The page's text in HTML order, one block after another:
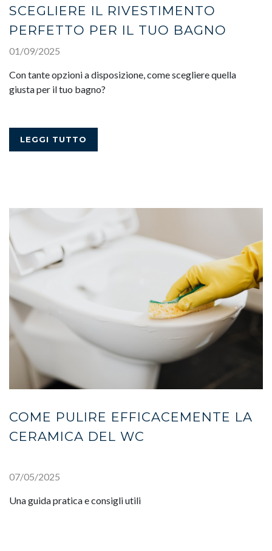
SCEGLIERE IL RIVESTIMENTO
PERFETTO PER IL TUO BAGNO
01/09/2025
Con tante opzioni a disposizione, come scegliere quella
giusta per il tuo bagno?
LEGGI TUTTO
COME PULIRE EFFICACEMENTE LA
CERAMICA DEL WC
07/05/2025
Una guida pratica e consigli utili